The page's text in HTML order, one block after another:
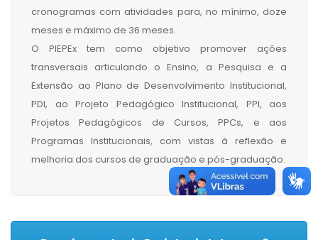
cronogramas com atividades para, no mínimo, doze
meses e máximo de 36 meses.
O PIEPEx tem como objetivo promover ações
transversais articulando o Ensino, a Pesquisa e a
Extensão ao Plano de Desenvolvimento Institucional,
PDI, ao Projeto Pedagógico Institucional, PPI, aos
Projetos Pedagógicos de Cursos, PPCs, e aos
Programas Institucionais, com vistas à reflexão e
melhoria dos cursos de graduação e pós-graduação.